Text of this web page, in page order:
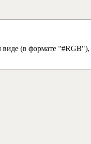
(в формате